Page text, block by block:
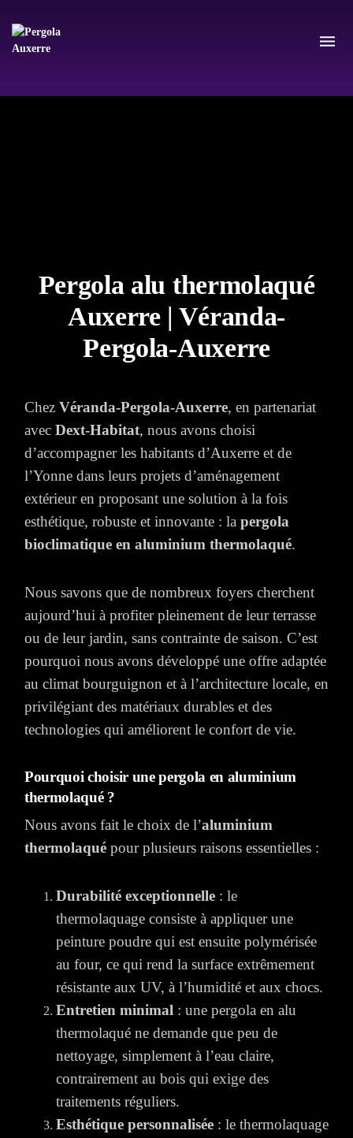
Pergola alu thermolaqué
Auxerre | Véranda-
Pergola-Auxerre
Chez Véranda-Pergola-Auxerre, en partenariat
avec Dext-Habitat, nous avons choisi
d’accompagner les habitants d’Auxerre et de
l’Yonne dans leurs projets d’aménagement
extérieur en proposant une solution à la fois
esthétique, robuste et innovante : la pergola
bioclimatique en aluminium thermolaqué.
Nous savons que de nombreux foyers cherchent
aujourd’hui à profiter pleinement de leur terrasse
ou de leur jardin, sans contrainte de saison. C’est
pourquoi nous avons développé une offre adaptée
au climat bourguignon et à l’architecture locale, en
privilégiant des matériaux durables et des
technologies qui améliorent le confort de vie.
Pourquoi choisir une pergola en aluminium
thermolaqué ?
Nous avons fait le choix de l’aluminium
thermolaqué pour plusieurs raisons essentielles :
Durabilité exceptionnelle : le
thermolaquage consiste à appliquer une
peinture poudre qui est ensuite polymérisée
au four, ce qui rend la surface extrêmement
résistante aux UV, à l’humidité et aux chocs.
Entretien minimal : une pergola en alu
thermolaqué ne demande que peu de
nettoyage, simplement à l’eau claire,
contrairement au bois qui exige des
traitements réguliers.
Esthétique personnalisée : le thermolaquage